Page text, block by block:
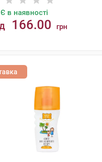
Є в наявності
166.00 грн